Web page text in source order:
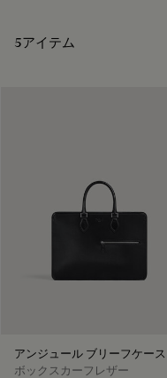
5アイテム
アンジュール ブリーフケース
ボックスカーフレザー